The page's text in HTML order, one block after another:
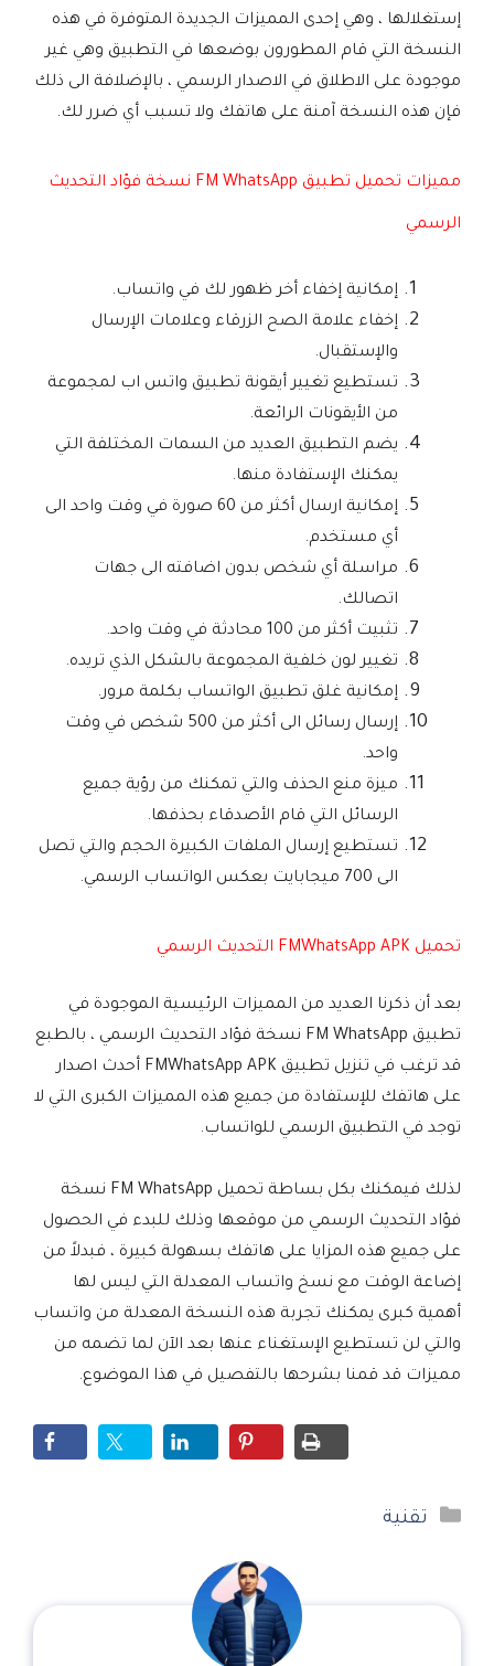
إستغلالها ، وهي إحدى المميزات الجديدة المتوفرة في هذه
النسخة التي قام المطورون بوضعها في التطبيق وهي غير
موجودة على الاطلاق في الاصدار الرسمي ، بالإضلافة الى ذلك
فإن هذه النسخة آمنة على هاتفك ولا تسبب أي ضرر لك.
مميزات تحميل تطبيق FM WhatsApp نسخة فؤاد التحديث
الرسمي
إمكانية إخفاء أخر ظهور لك في واتساب.
إخفاء علامة الصح الزرقاء وعلامات الإرسال
والإستقبال.
تستطيع تغيير أيقونة تطبيق واتس اب لمجموعة
من الأيقونات الرائعة.
يضم التطبيق العديد من السمات المختلفة التي
يمكنك الإستفادة منها.
إمكانية ارسال أكثر من 60 صورة في وقت واحد الى
أي مستخدم.
مراسلة أي شخص بدون اضافته الى جهات
اتصالك.
تثبيت أكثر من 100 محادثة في وقت واحد.
تغيير لون خلفية المجموعة بالشكل الذي تريده.
إمكانية غلق تطبيق الواتساب بكلمة مرور.
إرسال رسائل الى أكثر من 500 شخص في وقت
واحد.
ميزة منع الحذف والتي تمكنك من رؤية جميع
الرسائل التي قام الأصدقاء بحذفها.
تستطيع إرسال الملفات الكبيرة الحجم والتي تصل
الى 700 ميجابايت بعكس الواتساب الرسمي.
تحميل FMWhatsApp APK التحديث الرسمي
بعد أن ذكرنا العديد من المميزات الرئيسية الموجودة في
تطبيق FM WhatsApp نسخة فؤاد التحديث الرسمي ، بالطبع
قد ترغب في تنزيل تطبيق FMWhatsApp APK أحدث اصدار
على هاتفك للإستفادة من جميع هذه المميزات الكبرى التي لا
توجد في التطبيق الرسمي للواتساب.
لذلك فيمكنك بكل بساطة تحميل FM WhatsApp نسخة
فؤاد التحديث الرسمي من موقعها وذلك للبدء في الحصول
على جميع هذه المزايا على هاتفك بسهولة كبيرة ، فبدلاً من
إضاعة الوقت مع نسخ واتساب المعدلة التي ليس لها
أهمية كبرى يمكنك تجربة هذه النسخة المعدلة من واتساب
والتي لن تستطيع الإستغناء عنها بعد الآن لما تضمه من
مميزات قد قمنا بشرحها بالتفصيل في هذا الموضوع.
التصنيفات
تقنية